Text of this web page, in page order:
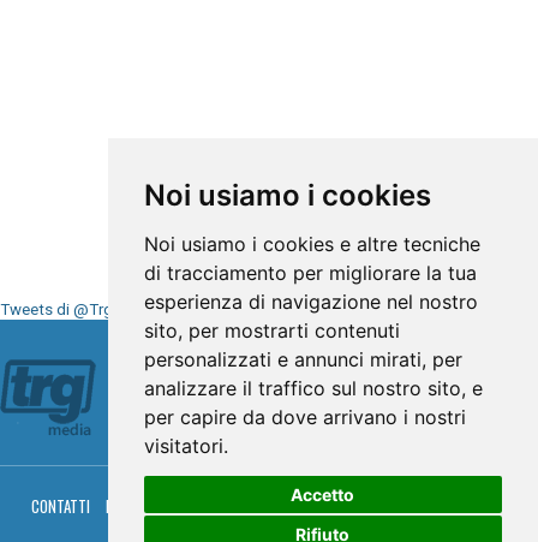
Noi usiamo i cookies
Noi usiamo i cookies e altre tecniche
di tracciamento per migliorare la tua
esperienza di navigazione nel nostro
sito, per mostrarti contenuti
personalizzati e annunci mirati, per
analizzare il traffico sul nostro sito, e
per capire da dove arrivano i nostri
visitatori.
Accetto
Rifiuto
Tweets di @TrgMedia
Seguici su
CONTATTI PRIVACY PALINSESTO DIRETTA TV
RGM HITRADIO